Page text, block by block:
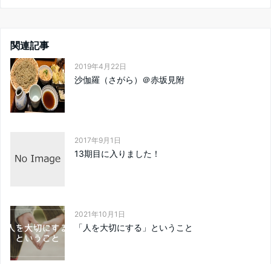
関連記事
2019年4月22日
沙伽羅（さがら）＠赤坂見附
2017年9月1日
13期目に入りました！
2021年10月1日
「人を大切にする」ということ